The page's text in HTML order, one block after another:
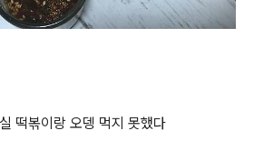
떡볶이랑 오뎅 먹지 못했다